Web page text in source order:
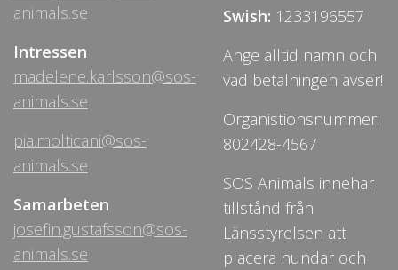
animals.se
Intressen
madelene.karlsson@sos-
animals.se
pia.molticani@sos-
animals.se
Samarbeten
josefin.gustafsson@sos-
animals.se
Swish: 1233196557
Ange alltid namn och
vad betalningen avser!
Organistionsnummer:
802428-4567
SOS Animals innehar
tillstånd från
Länsstyrelsen att
placera hundar och